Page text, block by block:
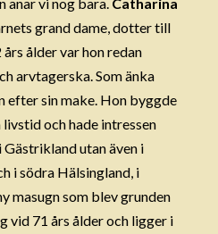
grand dame, dotter till
ålder var hon redan
arvtagerska. Som änka
efter sin make. Hon byggde
och hade intressen
utan även i
i södra Hälsingland, i
masugn som blev grunden
vid 71 års ålder och ligger i